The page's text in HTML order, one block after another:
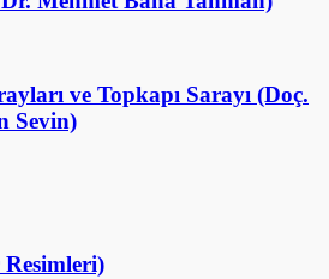
ve Topkapı Sarayı (Doç.
Sevin)